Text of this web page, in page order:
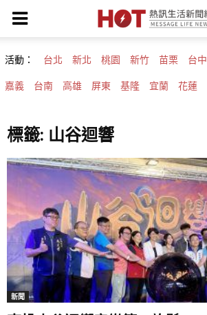
活動： 台北 新北 桃園 新竹 苗栗 台中
嘉義 台南 高雄 屏東 基隆 宜蘭 花蓮
標籤: 山谷迴響
新聞